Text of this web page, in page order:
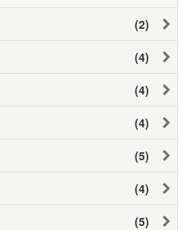
(2)
(4)
(4)
(4)
(5)
(4)
(5)